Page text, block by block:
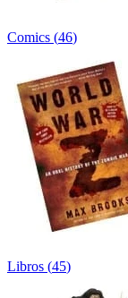
Comics (46)
Libros (45)